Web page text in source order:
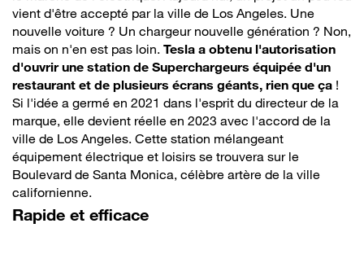
vient d'être accepté par la ville de Los Angeles. Une
nouvelle voiture ? Un chargeur nouvelle génération ? Non,
mais on n'en est pas loin. Tesla a obtenu l'autorisation
d'ouvrir une station de Superchargeurs équipée d'un
restaurant et de plusieurs écrans géants, rien que ça !
Si l'idée a germé en 2021 dans l'esprit du directeur de la
marque, elle devient réelle en 2023 avec l'accord de la
ville de Los Angeles. Cette station mélangeant
équipement électrique et loisirs se trouvera sur le
Boulevard de Santa Monica, célèbre artère de la ville
californienne.
Rapide et efficace